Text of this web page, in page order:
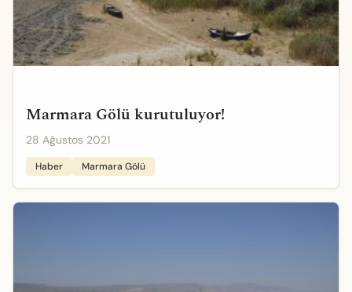
Marmara Gölü kurutuluyor!
28 Ağustos 2021
Haber Marmara Gölü